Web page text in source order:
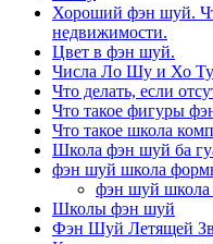
Хороший фэн шуй.
недвижимости.
Цвет в фэн шуй.
Числа Ло Шу и Хо Ту
Что делать, если
Что такое фигуры
Что такое школа
Школа фэн шуй ба
фэн шуй школа
фэн шуй
Школы фэн шуй
Фэн Шуй Летящей